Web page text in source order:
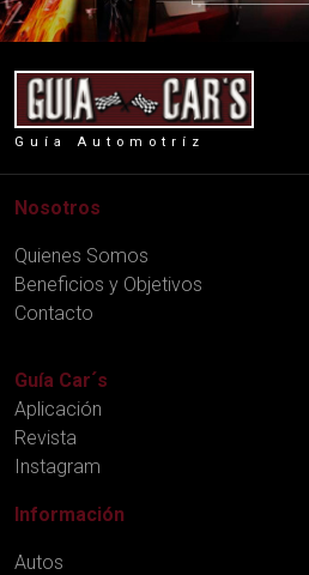
Guía Automotríz
Nosotros
Quienes Somos
Beneficios y Objetivos
Contacto
Guía Car´s
Aplicación
Revista
Instagram
Información
Autos